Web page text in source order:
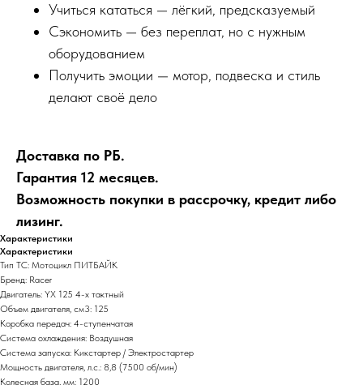
Учиться кататься — лёгкий, предсказуемый
Сэкономить — без переплат, но с нужным
оборудованием
Получить эмоции — мотор, подвеска и стиль
делают своё дело
Доставка по РБ.
Гарантия 12 месяцев.
Возможность покупки в рассрочку, кредит либо
лизинг.
Характеристики
Характеристики
Тип ТС: Мотоцикл ПИТБАЙК
Бренд: Racer
Двигатель: YX 125 4-х тактный
Объем двигателя, см3: 125
Коробка передач: 4-ступенчатая
Система охлаждения: Воздушная
Система запуска: Кикстартер / Электростартер
Мощность двигателя, л.с.: 8,8 (7500 об/мин)
Колесная база, мм: 1200